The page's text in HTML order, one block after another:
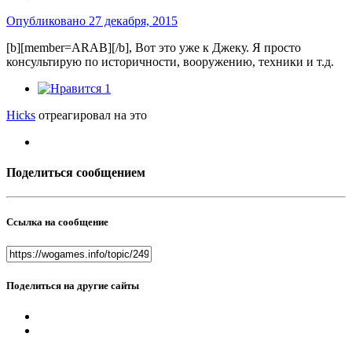
Опубликовано 27 декабря, 2015
[b][member=ARAB][/b], Вот это уже к Джеку. Я просто
консультирую по историчности, вооружению, техники и т.д.
1
Hicks отреагировал на это
Поделиться сообщением
Ссылка на сообщение
Поделиться на другие сайты